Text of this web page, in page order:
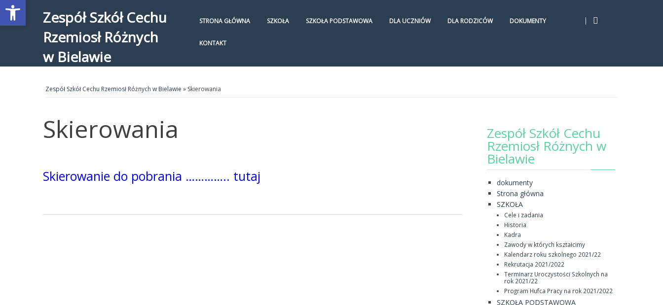
Zespół Szkół Cechu
Rzemiosł Różnych
w Bielawie
STRONA GŁÓWNA SZKOŁA SZKOŁA PODSTAWOWA DLA UCZNIÓW DLA RODZICÓW DOKUMENTY
KONTAKT
Zespół Szkół Cechu Rzemiosł Różnych w Bielawie » Skierowania
Skierowania
Skierowanie do pobrania ………….. tutaj
Zespół Szkół Cechu
Rzemiosł Różnych w
Bielawie
dokumenty
Strona główna
SZKOŁA
Cele i zadania
Historia
Kadra
Zawody w których kształcimy
Kalendarz roku szkolnego 2021/22
Rekrutacja 2021/2022
Terminarz Uroczystości Szkolnych na
rok 2021/22
Program Hufca Pracy na rok 2021/2022
SZKOŁA PODSTAWOWA